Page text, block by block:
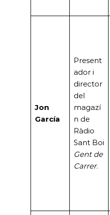
Jon
García
Present
ador i
director
del
magazí
n de
Ràdio
Sant Boi
Gent de
Carrer.